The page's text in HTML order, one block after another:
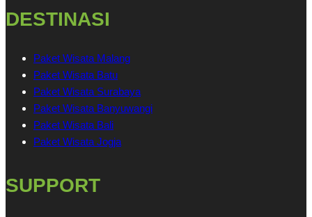
DESTINASI
Paket Wisata Malang
Paket Wisata Batu
Paket Wisata Surabaya
Paket Wisata Banyuwangi
Paket Wisata Bali
Paket Wisata Jogja
SUPPORT